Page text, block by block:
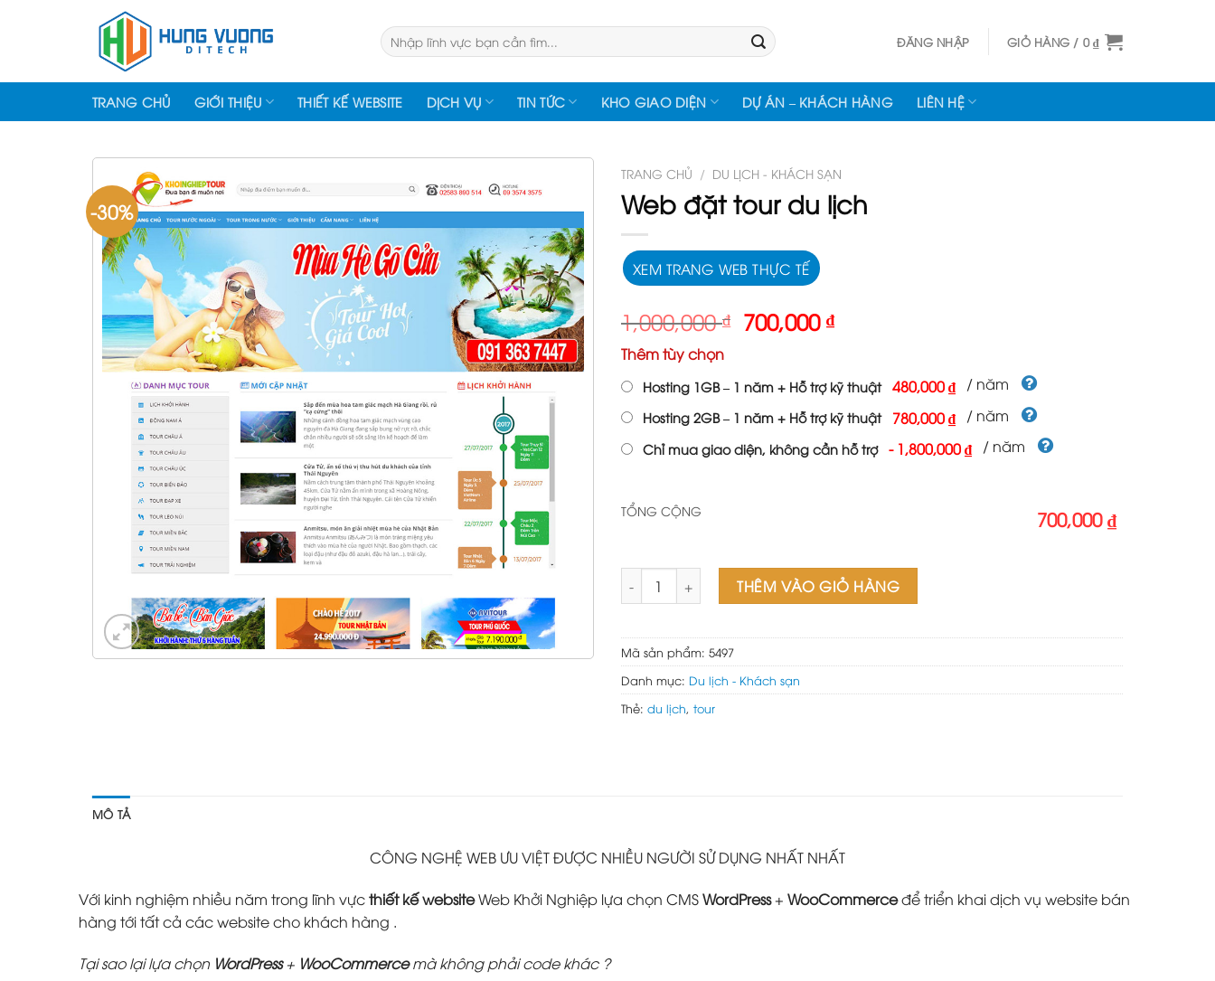
Tìm
kiếm:
ĐĂNG NHẬP GIỎ HÀNG / 0₫
TRANG CHỦ GIỚI THIỆU THIẾT KẾ WEBSITE DỊCH VỤ TIN TỨC KHO GIAO DIỆN DỰ ÁN – KHÁCH HÀNG LIÊN HỆ
-30%
TRANG CHỦ / DU LỊCH - KHÁCH SẠN
Web đặt tour du lịch
XEM TRANG WEB THỰC TẾ
1,000,000₫ Giá
gốc
1,000,000 ₫.
700,000₫Giá
là:
700,000 ₫.
Thêm tùy chọn
Hosting 1GB – 1 năm + Hỗ trợ kỹ thuật 480,000 ₫ / năm
Hosting 2GB – 1 năm + Hỗ trợ kỹ thuật 780,000 ₫ / năm
Chỉ mua giao diện, không cần hỗ trợ -1,800,000 ₫ / năm
TỔNG CỘNG 700,000 ₫
Web đặt tour du lịch số lượngTHÊM VÀO GIỎ HÀNG
Mã sản phẩm: 5497
Danh mục: Du lịch - Khách sạn
Thẻ: du lịch tour
MÔ TẢ
CÔNG NGHỆ WEB ƯU VIỆT ĐƯỢC NHIỀU NGƯỜI SỬ DỤNG NHẤT NHẤT
Với kinh nghiệm nhiều năm trong lĩnh vựcthiết kế websiteWeb Khởi Nghiệp lựa chọn CMSWordPress+ WooCommerceđể triển khai dịch vụ website bán
hàng tới tất cả các website cho khách hàng .
Tại sao lại lựa chọn WordPress+ WooCommercemà không phải code khác ?